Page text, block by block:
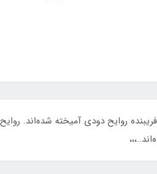
روایح دودی آمیخته شده‌اند.